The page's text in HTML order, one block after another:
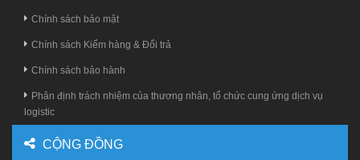
Chính sách bảo mật
Chính sách Kiểm hàng & Đổi trả
Chính sách bảo hành
Phân định trách nhiệm của thương nhân, tổ chức cung ứng dịch vụ
logistic
CỘNG ĐỒNG